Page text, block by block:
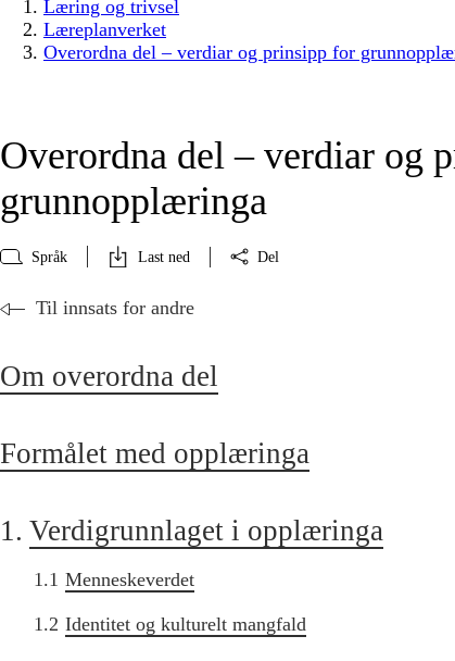
Læring og trivsel
Læreplanverket
Overordna del – verdiar og prinsipp for
Overordna del – verdiar og
grunnopplæringa
Språk Last ned Del
Til innsats for andre
Om overordna del
Formålet med opplæringa
1. Verdigrunnlaget i opplæringa
1.1 Menneskeverdet
1.2 Identitet og kulturelt mangfald